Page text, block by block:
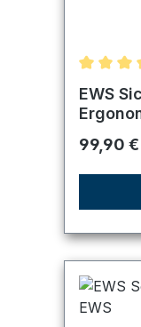
EWS
99,90 €